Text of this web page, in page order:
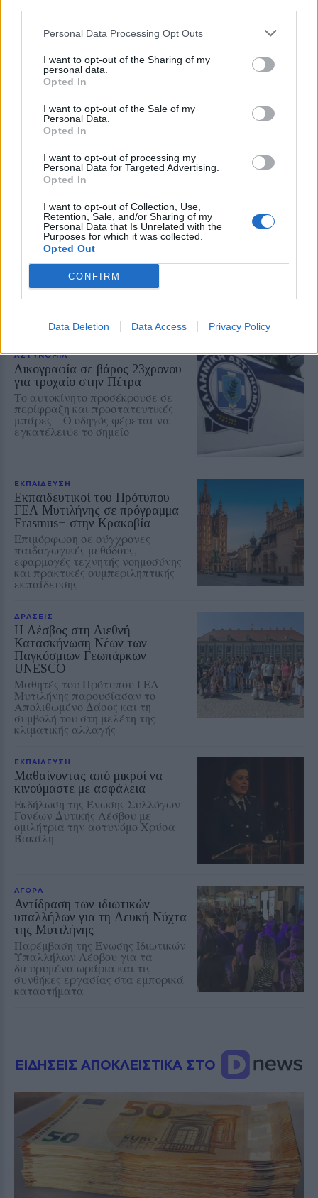
Personal Data Processing Opt Outs
I want to opt-out of the Sharing of my
personal data.
Opted In
I want to opt-out of the Sale of my
Personal Data.
Opted In
I want to opt-out of processing my
Personal Data for Targeted Advertising.
Opted In
I want to opt-out of Collection, Use,
Retention, Sale, and/or Sharing of my
Personal Data that Is Unrelated with the
Purposes for which it was collected.
Opted Out
CONFIRM
Data Deletion Data Access Privacy Policy
Η αναπαράσταση του παλιού
παραδοσιακοί χοροί και η μουσική
γέμισαν το λιμάνι το βράδυ της 6ης
Αυγούστου
«Ένα βιβλίο, ένα χαμόγελο» για
τα παιδιά του Κοινωνικού
Φροντιστηρίου Μυτιλήνης
προσπάθειά τους – Ο Ματίν, παιδί
πρόσφυγας, πέρασε στη
Νοσηλευτική του Αριστοτελείου
ΡΕΠΟΡΤΑΖ ΔΡΑΣΕΙΣ
Για τον «πυρηνικό εφιάλτη»
προειδοποίησε η Επιτροπή
ειρήνης Λέσβου
Μια συγκέντρωση γεμάτη
μηνύματα και νοήματα για τον
ΑΣΤΥΝΟΜΙΑ
Δικογραφία σε βάρος 23χρονου
για τροχαίο στην Πέτρα
Το αυτοκίνητο προσέκρουσε σε
περίφραξη και προστατευτικές
μπάρες – Ο οδηγός φέρεται να
εγκατέλειψε το σημείο
ΕΚΠΑΙΔΕΥΣΗ
Εκπαιδευτικοί του Πρότυπου
ΓΕΛ Μυτιλήνης σε πρόγραμμα
Erasmus+ στην Κρακοβία
Επιμόρφωση σε σύγχρονες
παιδαγωγικές μεθόδους,
εφαρμογές τεχνητής νοημοσύνης
και πρακτικές συμπεριληπτικής
εκπαίδευσης
ΔΡΑΣΕΙΣ
Η Λέσβος στη Διεθνή
Κατασκήνωση Νέων των
Παγκόσμιων Γεωπάρκων
UNESCO
Μαθητές του Πρότυπου ΓΕΛ
Μυτιλήνης παρουσίασαν το
Απολιθωμένο Δάσος και τη
συμβολή του στη μελέτη της
κλιματικής αλλαγής
ΕΚΠΑΙΔΕΥΣΗ
Μαθαίνοντας από μικροί να
κινούμαστε με ασφάλεια
Εκδήλωση της Ένωσης Συλλόγων
Γονέων Δυτικής Λέσβου με
ομιλήτρια την αστυνόμο Χρύσα
Βακάλη
ΑΓΟΡΑ
Αντίδραση των ιδιωτικών
υπαλλήλων για τη Λευκή Νύχτα
της Μυτιλήνης
Παρέμβαση της Ένωσης Ιδιωτικών
Υπαλλήλων Λέσβου για τα
διευρυμένα ωράρια και τις
συνθήκες εργασίας στα εμπορικά
καταστήματα
ΕΙΔΗΣΕΙΣ ΑΠΟΚΛΕΙΣΤΙΚΑ ΣΤΟ